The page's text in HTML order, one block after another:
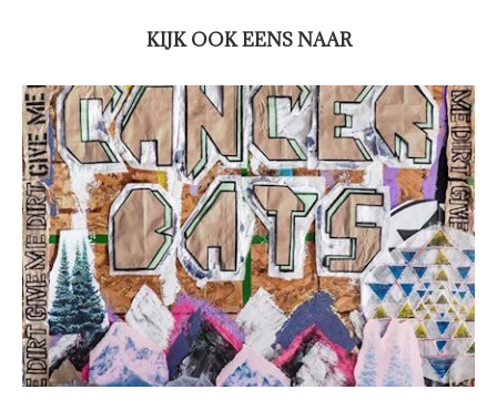
KIJK OOK EENS NAAR